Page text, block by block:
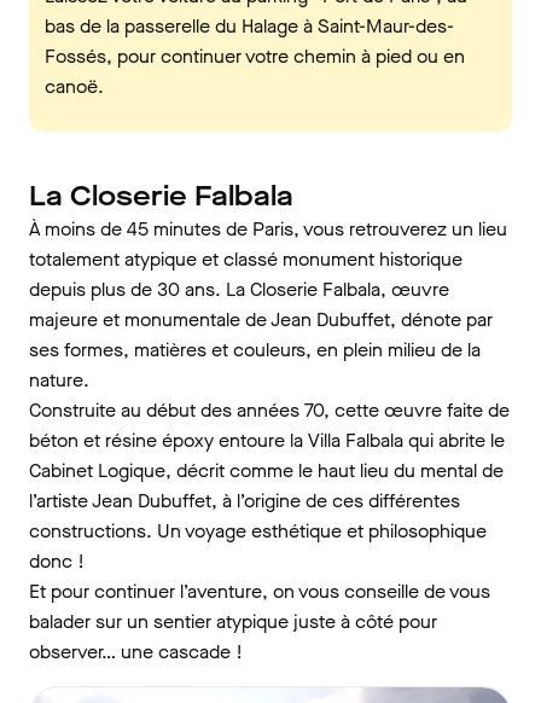
bas de la passerelle du Halage à Saint-Maur-des-
Fossés, pour continuer votre chemin à pied ou en
canoë.
La Closerie Falbala
À moins de 45 minutes de Paris, vous retrouverez un lieu
totalement atypique et classé monument historique
depuis plus de 30 ans. La Closerie Falbala, œuvre
majeure et monumentale de Jean Dubuffet, dénote par
ses formes, matières et couleurs, en plein milieu de la
nature.
Construite au début des années 70, cette œuvre faite de
béton et résine époxy entoure la Villa Falbala qui abrite le
Cabinet Logique, décrit comme le haut lieu du mental de
l’artiste Jean Dubuffet, à l’origine de ces différentes
constructions. Un voyage esthétique et philosophique
donc !
Et pour continuer l’aventure, on vous conseille de vous
balader sur un sentier atypique juste à côté pour
observer… une cascade !